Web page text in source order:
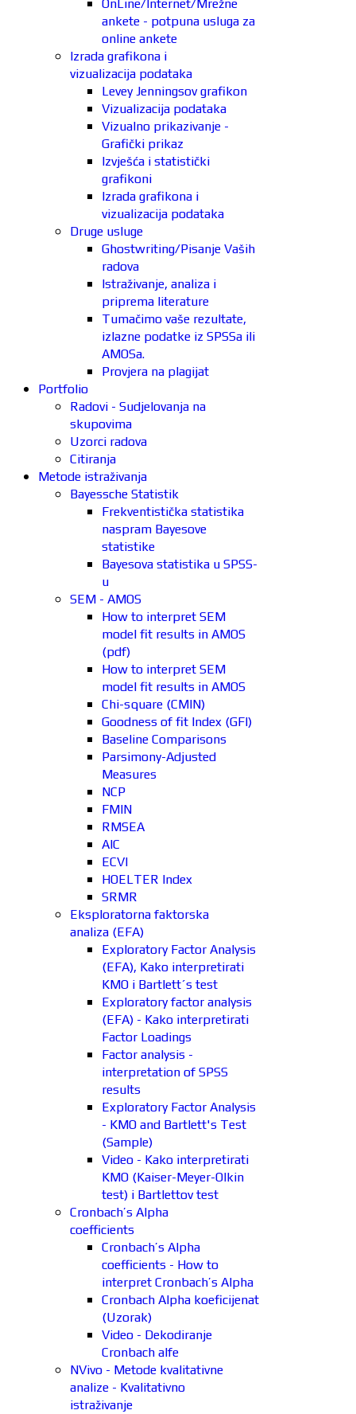
OnLine/Internet/Mrežne
ankete - potpuna usluga za
online ankete
Izrada grafikona i
vizualizacija podataka
Levey Jenningsov grafikon
Vizualizacija podataka
Vizualno prikazivanje -
Grafički prikaz
Izvješća i statistički
grafikoni
Izrada grafikona i
vizualizacija podataka
Druge usluge
Ghostwriting/Pisanje Vaših
radova
Istraživanje, analiza i
priprema literature
Tumačimo vaše rezultate,
izlazne podatke iz SPSSa ili
AMOSa.
Provjera na plagijat
Portfolio
Radovi - Sudjelovanja na
skupovima
Uzorci radova
Citiranja
Metode istraživanja
Bayessche Statistik
Frekventistička statistika
naspram Bayesove
statistike
Bayesova statistika u SPSS-
u
SEM - AMOS
How to interpret SEM
model fit results in AMOS
(pdf)
How to interpret SEM
model fit results in AMOS
Chi-square (CMIN)
Goodness of fit Index (GFI)
Baseline Comparisons
Parsimony-Adjusted
Measures
NCP
FMIN
RMSEA
AIC
ECVI
HOELTER Index
SRMR
Eksploratorna faktorska
analiza (EFA)
Exploratory Factor Analysis
(EFA), Kako interpretirati
KMO i Bartlett´s test
Exploratory factor analysis
(EFA) - Kako interpretirati
Factor Loadings
Factor analysis -
interpretation of SPSS
results
Exploratory Factor Analysis
- KMO and Bartlett's Test
(Sample)
Video - Kako interpretirati
KMO (Kaiser-Meyer-Olkin
test) i Bartlettov test
Cronbach’s Alpha
coefficients
Cronbach’s Alpha
coefficients - How to
interpret Cronbach’s Alpha
Cronbach Alpha koeficijenat
(Uzorak)
Video - Dekodiranje
Cronbach alfe
NVivo - Metode kvalitativne
analize - Kvalitativno
istraživanje